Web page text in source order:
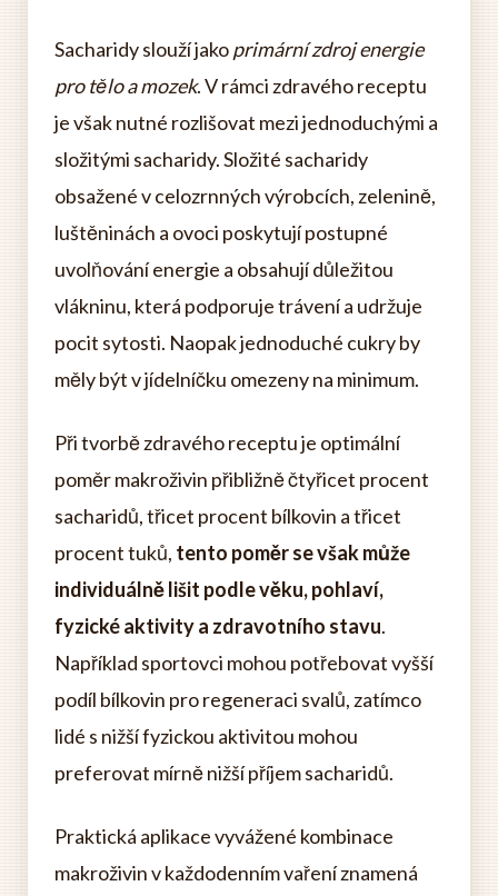
Sacharidy slouží jakoprimární zdroj energie
pro tělo a mozek. V rámci zdravého receptu
je však nutné rozlišovat mezi jednoduchými a
složitými sacharidy. Složité sacharidy
obsažené v celozrnných výrobcích, zelenině,
luštěninách a ovoci poskytují postupné
uvolňování energie a obsahují důležitou
vlákninu, která podporuje trávení a udržuje
pocit sytosti. Naopak jednoduché cukry by
měly být v jídelníčku omezeny na minimum.
Při tvorbě zdravého receptu je optimální
poměr makroživin přibližně čtyřicet procent
sacharidů, třicet procent bílkovin a třicet
procent tuků, tento poměr se však může
individuálně lišit podle věku, pohlaví,
fyzické aktivity a zdravotního stavu.
Například sportovci mohou potřebovat vyšší
podíl bílkovin pro regeneraci svalů, zatímco
lidé s nižší fyzickou aktivitou mohou
preferovat mírně nižší příjem sacharidů.
Praktická aplikace vyvážené kombinace
makroživin v každodenním vaření znamená